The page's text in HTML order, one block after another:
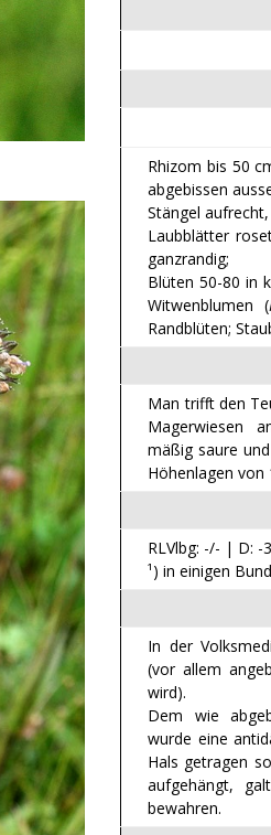
Rhizom bis 50
abgebissen
Stängel
Laubblätter
ganzrandig;
Blüten 50-80 in
Witwenblumen (
Randblüten;
Man trifft den
Magerwiesen
mäßig saure
Höhenlagen von
RLVlbg: -/- | D: -
¹) in einigen
In der
(vor allem
wird).
Dem wie
wurde eine
Hals getragen
aufgehängt,
bewahren.